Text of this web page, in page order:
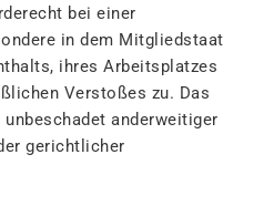
bei einer
in dem Mitgliedstaat
ihres Arbeitsplatzes
Verstoßes zu. Das
anderweitiger
gerichtlicher